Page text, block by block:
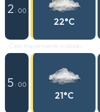
2 : 00
22°C
Cielo mayormente nublado
5 : 00
21°C